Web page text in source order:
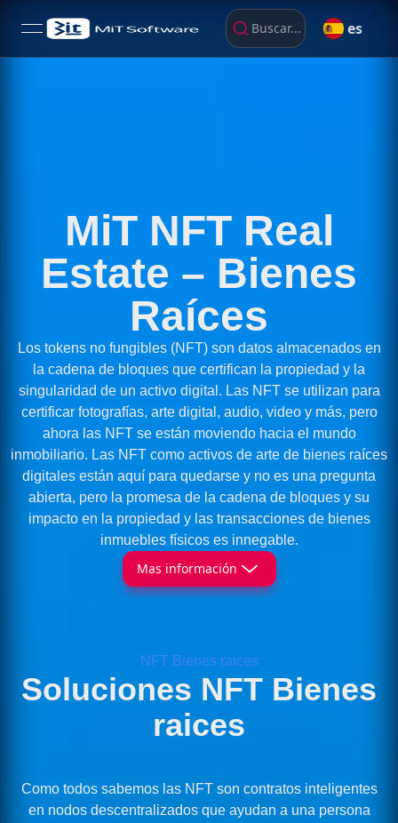
open navigation menu Buscar... es
MiT NFT Real
Estate – Bienes
Raíces
Los tokens no fungibles (NFT) son datos almacenados en
la cadena de bloques que certifican la propiedad y la
singularidad de un activo digital. Las NFT se utilizan para
certificar fotografías, arte digital, audio, video y más, pero
ahora las NFT se están moviendo hacia el mundo
inmobiliario. Las NFT como activos de arte de bienes raíces
digitales están aquí para quedarse y no es una pregunta
abierta, pero la promesa de la cadena de bloques y su
impacto en la propiedad y las transacciones de bienes
inmuebles físicos es innegable.
Mas información
NFT Bienes raices
Soluciones NFT Bienes
raices
Como todos sabemos las NFT son contratos inteligentes
en nodos descentralizados que ayudan a una persona